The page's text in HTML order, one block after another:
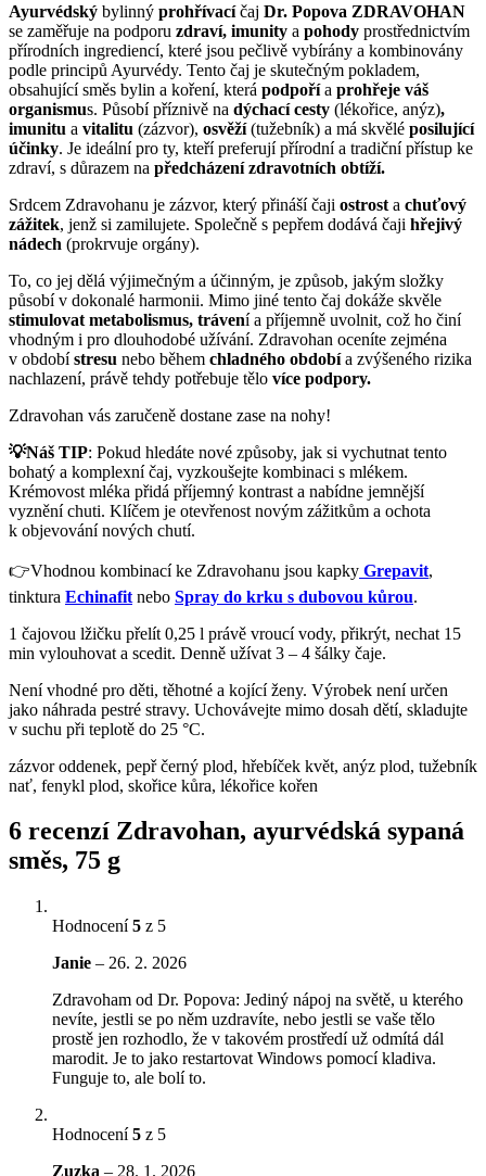
Ayurvédský bylinný prohřívacíčaj Dr. Popova ZDRAVOHAN
se zaměřuje na podporu zdraví, imunity a pohody prostřednictvím
přírodních ingrediencí, které jsou pečlivě vybírány a kombinovány
podle principů Ayurvédy. Tento čaj je skutečným pokladem,
obsahující směs bylin a koření, která podpořía prohřeje váš
organismus. Působí příznivě na dýchací cesty (lékořice, anýz),
imunitu a vitalitu (zázvor), osvěží(tužebník) a má skvělé posilující
účinky. Je ideální pro ty, kteří preferují přírodní a tradiční přístup ke
zdraví, s důrazem na předcházení zdravotních obtíží.
Srdcem Zdravohanu je zázvor, který přináší čaji ostrost a chuťový
zážitek, jenž si zamilujete. Společně s pepřem dodává čaji hřejivý
nádech (prokrvuje orgány).
To, co jej dělá výjimečným a účinným, je způsob, jakým složky
působí v dokonalé harmonii. Mimo jiné tento čaj dokáže skvěle
stimulovat metabolismus, trávení a příjemně uvolnit, což ho činí
vhodným i pro dlouhodobé užívání. Zdravohan oceníte zejména
v obdobístresu nebo během chladného obdobía zvýšeného rizika
nachlazení, právě tehdy potřebuje tělo více podpory.
Zdravohan vás zaručeně dostane zase na nohy!
💡Náš TIP: Pokud hledáte nové způsoby, jak si vychutnat tento
bohatý a komplexní čaj, vyzkoušejte kombinaci s mlékem.
Krémovost mléka přidá příjemný kontrast a nabídne jemnější
vyznění chuti. Klíčem je otevřenost novým zážitkům a ochota
k objevování nových chutí.
👉Vhodnou kombinací ke Zdravohanu jsou kapky Grepavit,
tinktura Echinafit nebo Spray do krku s dubovou kůrou.
1 čajovou lžičku přelít 0,25 l právě vroucí vody, přikrýt, nechat 15
min vylouhovat a scedit. Denně užívat 3 – 4 šálky čaje.
Není vhodné pro děti, těhotné a kojící ženy. Výrobek není určen
jako náhrada pestré stravy. Uchovávejte mimo dosah dětí, skladujte
v suchu při teplotě do 25 °C.
zázvor oddenek, pepř černý plod, hřebíček květ, anýz plod, tužebník
nať, fenykl plod, skořice kůra, lékořice kořen
6 recenzí Zdravohan, ayurvédská sypaná
směs, 75 g
Hodnocení5 z 5
Janie – 26. 2. 2026
Zdravoham od Dr. Popova: Jediný nápoj na světě, u kterého
nevíte, jestli se po něm uzdravíte, nebo jestli se vaše tělo
prostě jen rozhodlo, že v takovém prostředí už odmítá dál
marodit. Je to jako restartovat Windows pomocí kladiva.
Funguje to, ale bolí to.
Hodnocení5 z 5
Zuzka – 28. 1. 2026